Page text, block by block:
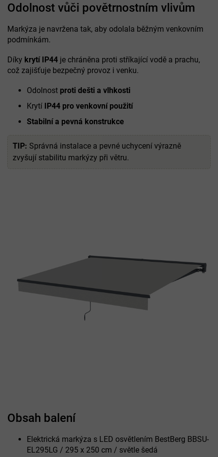
Odolnost vůči povětrnostním vlivům
Markýza je navržena tak, aby odolala běžným venkovním
podmínkám.
Díky krytí IP44 je chráněna proti stříkající vodě a prachu,
což zajišťuje bezpečný provoz i venku.
Odolnost proti dešti a vlhkosti
Krytí IP44 pro venkovní použití
Stabilní a pevná konstrukce
TIP: Správná instalace a pevné uchycení výrazně
zvyšují stabilitu markýzy při větru.
Obsah balení
Elektrická markýza s LED osvětlením BestBerg BBSU-
EL295LG / 295 x 250 cm / světle šedá